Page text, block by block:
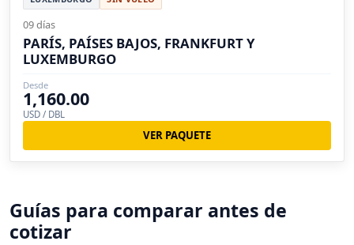
09 días
PARÍS, PAÍSES BAJOS, FRANKFURT Y
LUXEMBURGO
Desde
1,160.00
USD / DBL
VER PAQUETE
Guías para comparar antes de
cotizar